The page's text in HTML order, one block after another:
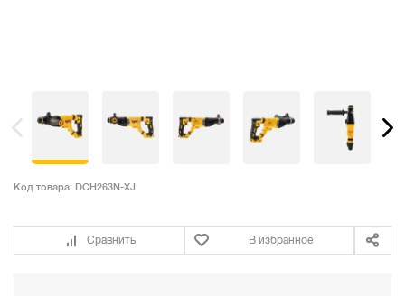
Код товара: DCH263N-XJ
Сравнить В избранное